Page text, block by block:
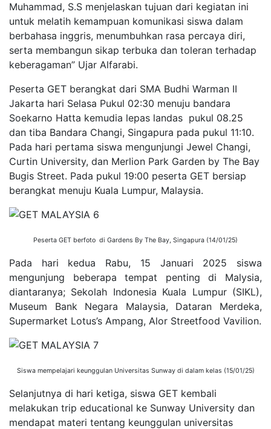
Muhammad, S.S menjelaskan tujuan dari kegiatan ini
untuk melatih kemampuan komunikasi siswa dalam
berbahasa inggris, menumbuhkan rasa percaya diri,
serta membangun sikap terbuka dan toleran terhadap
keberagaman” Ujar Alfarabi.
Peserta GET berangkat dari SMA Budhi Warman II
Jakarta hari Selasa Pukul 02:30 menuju bandara
Soekarno Hatta kemudia lepas landas pukul 08.25
dan tiba Bandara Changi, Singapura pada pukul 11:10.
Pada hari pertama siswa mengunjungi Jewel Changi,
Curtin University, dan Merlion Park Garden by The Bay
Bugis Street. Pada pukul 19:00 peserta GET bersiap
berangkat menuju Kuala Lumpur, Malaysia.
Peserta GET berfoto di Gardens By The Bay, Singapura (14/01/25)
Pada hari kedua Rabu, 15 Januari 2025 siswa
mengunjung beberapa tempat penting di Malysia,
diantaranya; Sekolah Indonesia Kuala Lumpur (SIKL),
Museum Bank Negara Malaysia, Dataran Merdeka,
Supermarket Lotus’s Ampang, Alor Streetfood Vavilion.
Siswa mempelajari keunggulan Universitas Sunway di dalam kelas (15/01/25)
Selanjutnya di hari ketiga, siswa GET kembali
melakukan trip educational ke Sunway University dan
mendapat materi tentang keunggulan universitas